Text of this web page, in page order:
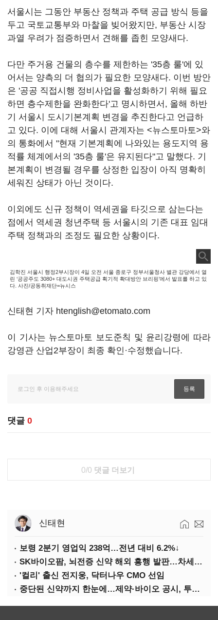
서울시는 그동안 부동산 정책과 주택 공급 방식 등을
두고 국토교통부와 마찰을 빚어왔지만, 부동산 시장
과열 우려가 점증하면서 견해를 좁힌 모양새다.
다만 주거용 건물의 층수를 제한하는 '35층 룰'에 있
어서는 양측의 더 협의가 필요한 모양새다. 이번 방안
은 '공공 직접시행 정비사업을 활성화하기 위해 필요
하면 층수제한을 완화한다'고 명시하면서, 올해 하반
기 서울시 도시기본계획 변경을 추진한다고 언급하
고 있다. 이에 대해 서울시 관계자는 <뉴스토마토>와
의 통화에서 "현재 기본계획에 나와있는 용도지역 용
적률 체계에서의 '35층 룰'은 유지된다"고 말했다. 기
본계획이 변경될 경우를 상정한 입장이 아직 명확히
세워진 상태가 아닌 것이다.
이외에도 신규 정책이 역세권을 타깃으로 삼는다는
점에서 역세권 청년주택 등 서울시의 기존 대표 임대
주택 정책과의 조정도 필요한 상황이다.
김학진 서울시 행정2부시장이 4일 오전 서울 종로구 정부서울청사 별관 강당에서 열
린 ‘공공주도 3080+ 대도시권 주택공급 획기적 확대방안 브리핑’에서 발표를 하고 있
다. 사진/공동취재단=뉴시스
신태현 기자 htenglish@etomato.com
이 기사는 뉴스토마토 보도준칙 및 윤리강령에 따라
강영관 산업2부장이 최종 확인·수정했습니다.
댓글 0
0/0 댓글 더보기
신태현
보령 2분기 영업익 238억…전년 대비 6.2%↓
SK바이오팜, 뇌전증 신약 해외 흥행 발판…차세대 신약 개발 속도
'컬리' 출신 전지웅, 닥터나우 CMO 선임
중단된 신약까지 한눈에…제약·바이오 공시, 투명해진다